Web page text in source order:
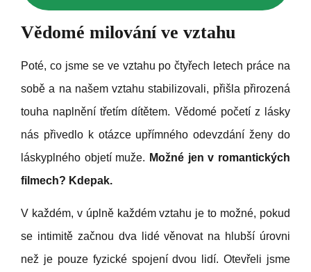
Vědomé milování ve vztahu
Poté, co jsme se ve vztahu po čtyřech letech práce na
sobě a na našem vztahu stabilizovali, přišla přirozená
touha naplnění třetím dítětem. Vědomé početí z lásky
nás přivedlo k otázce upřímného odevzdání ženy do
láskyplného objetí muže. Možné jen v romantických
filmech? Kdepak.
V každém, v úplně každém vztahu je to možné, pokud
se intimitě začnou dva lidé věnovat na hlubší úrovni
než je pouze fyzické spojení dvou lidí. Otevřeli jsme